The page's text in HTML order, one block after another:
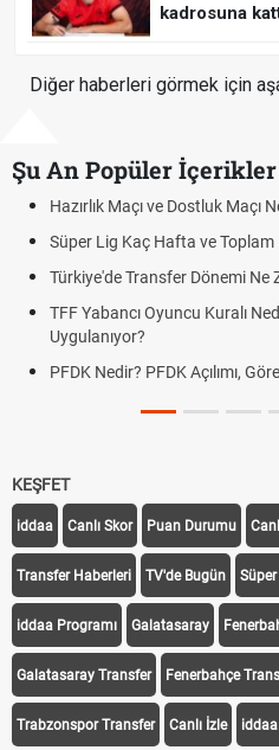
kadrosuna
Diğer haberleri görmek için
Şu An Popüler İçerikler
Hazırlık Maçı ve Dostluk Maçı
Süper Lig Kaç Hafta ve Toplam
Türkiye'de Transfer Dönemi Ne
TFF Yabancı Oyuncu Kuralı
Uygulanıyor?
PFDK Nedir? PFDK Açılımı,
KEŞFET
iddaa Canlı Skor Puan Durumu
Transfer Haberleri TV'de Bugün
iddaa Programı Galatasaray
Galatasaray Transfer Fenerbahçe
Trabzonspor Transfer Canlı İzle iddaa